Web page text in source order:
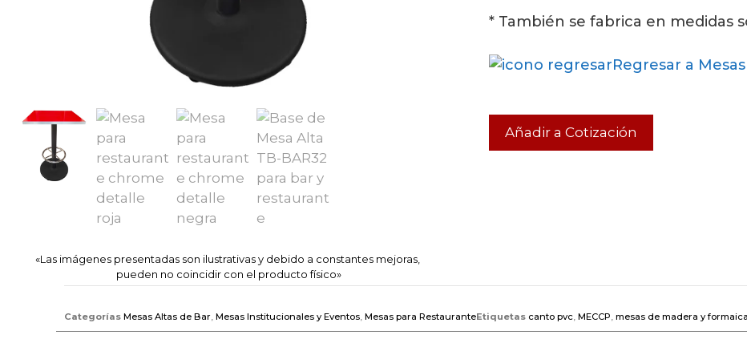
«Las imágenes presentadas son ilustrativas y debido a constantes mejoras,
pueden no coincidir con el producto físico»
* También se fabrica en medidas
Regresar a
Añadir a Cotización
Categorías Mesas Altas de Bar, Mesas Institucionales y Eventos, Mesas para RestauranteEtiquetas canto pvc, MECCP, mesas de madera y formaica